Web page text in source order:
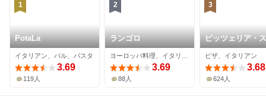
1
PotaLa
イタリアン、バル、パスタ
3.69
119人
2
ランゴロ
3.69
88人
3
ピッツェリア・
ッツォ・ダ・シ
ピザ、イタリアン
3.68
624人